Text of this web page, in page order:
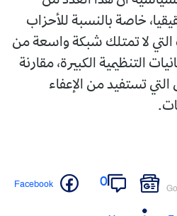
خاصة بالنسبة للأحزاب
التي لا تمتلك شبكة واسعة من
التنظيمية الكبيرة، مقارنة
التي تستفيد من الإعفاء
0
Facebook